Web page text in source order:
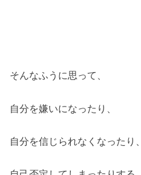
そんなふうに思って、
自分を嫌いになったり、
自分を信じられなくなったり、